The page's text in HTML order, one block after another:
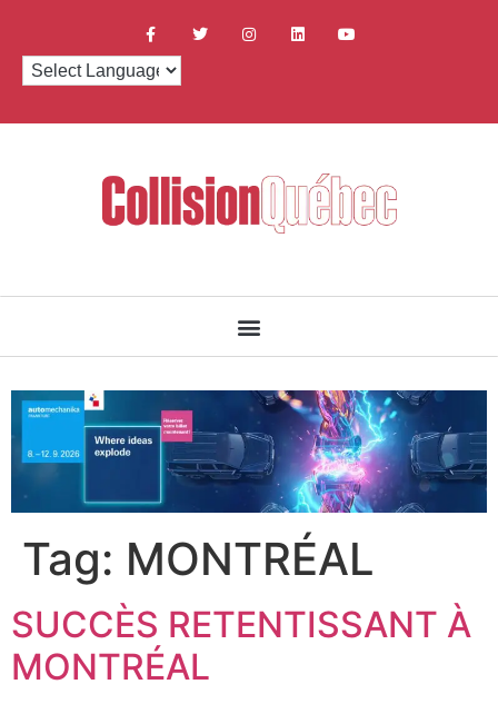
Tag: MONTRÉAL
SUCCÈS RETENTISSANT À
MONTRÉAL